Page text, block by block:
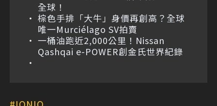
全球！
棕色手排「大牛」身價再創高？全球
唯一Murciélago SV拍賣
一桶油跑近2,000公里！Nissan
Qashqai e-POWER創金氏世界紀錄